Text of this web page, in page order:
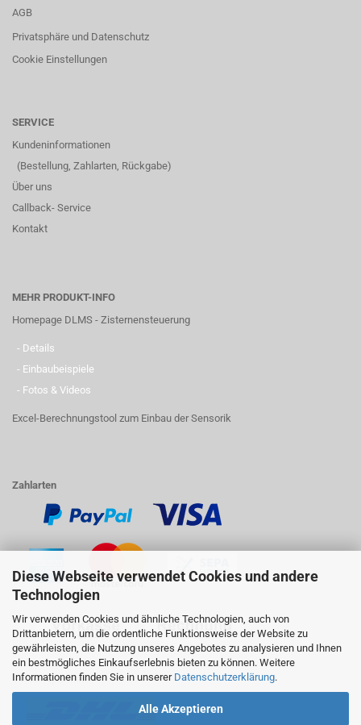
Diese Webseite verwendet Cookies und andere
Technologien
Wir verwenden Cookies und ähnliche Technologien, auch von
Drittanbietern, um die ordentliche Funktionsweise der Website zu
gewährleisten, die Nutzung unseres Angebotes zu analysieren und Ihnen
ein bestmögliches Einkaufserlebnis bieten zu können. Weitere
Informationen finden Sie in unserer Datenschutzerklärung.
Alle Akzeptieren
AGB
Privatsphäre und Datenschutz
Cookie Einstellungen
SERVICE
Kundeninformationen
(Bestellung, Zahlarten, Rückgabe)
Über uns
Callback- Service
Kontakt
MEHR PRODUKT-INFO
Homepage DLMS - Zisternensteuerung
- Details
- Einbaubeispiele
- Fotos & Videos
Excel-Berechnungstool zum Einbau der Sensorik
Zahlarten
Versandpartner